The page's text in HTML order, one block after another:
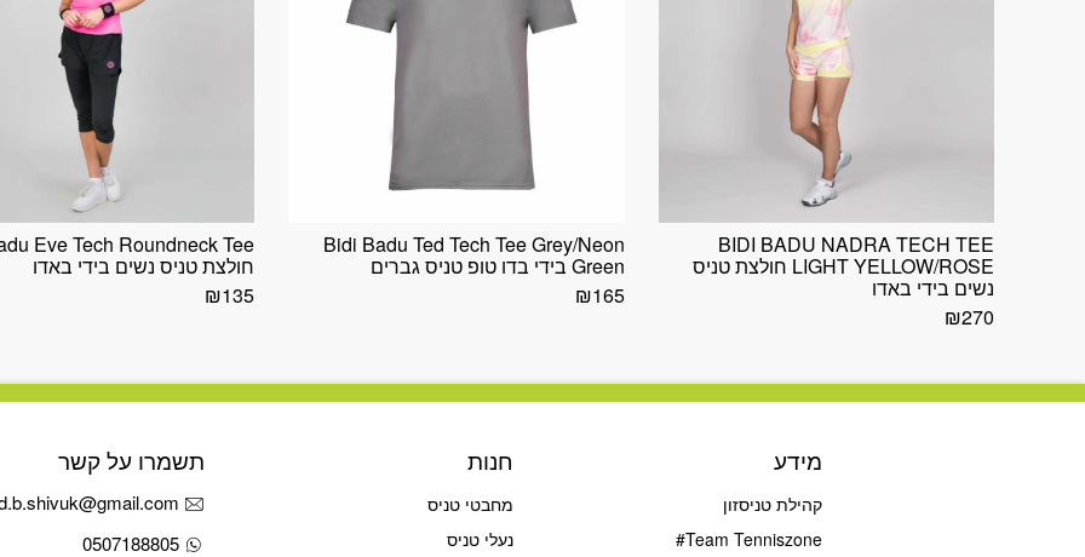
BIDI BADU NADRA TECH TEE
LIGHT YELLOW/ROSE חולצת טניס
נשים בידי באדו
₪270
Bidi Badu Ted Tech Tee Grey/Neon
Green בידי בדו טופ טניס גברים
₪165
Eve Tech Roundneck Tee
חולצת טניס נשים בידי באדו
₪135
מידע
קהילת טניסזון
Team Tenniszone#
חנות
מחבטי טניס
נעלי טניס
תשמרו על קשר
0507188805